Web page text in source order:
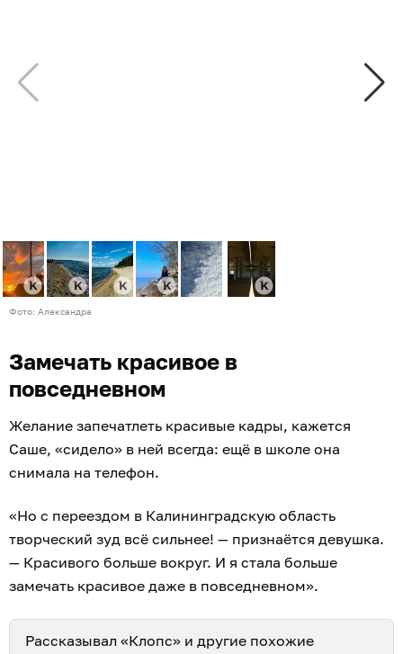
Фото: Александра
Замечать красивое в
повседневном
Желание запечатлеть красивые кадры, кажется
Саше, «сидело» в ней всегда: ещё в школе она
снимала на телефон.
«Но с переездом в Калининградскую область
творческий зуд всё сильнее! — признаётся девушка.
— Красивого больше вокруг. И я стала больше
замечать красивое даже в повседневном».
Рассказывал «Клопс» и другие похожие